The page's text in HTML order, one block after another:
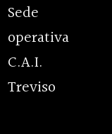
Sede
operativa
C.A.I.
Treviso